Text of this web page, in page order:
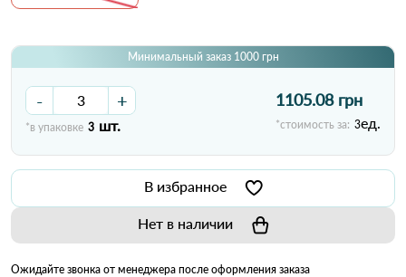
Минимальный заказ 1000 грн
- +
*в упаковке 3 шт.
1105.08 грн
*стоимость за: 3ед.
В избранное
Нет в наличии
Ожидайте звонка от менеджера после оформления заказа